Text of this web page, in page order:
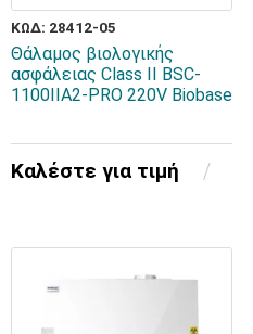
ΚΩΔ: 28412-05
Θάλαμος βιολογικής
ασφάλειας Class II BSC-
1100IIA2-PRO 220V Biobase
Καλέστε για τιμή